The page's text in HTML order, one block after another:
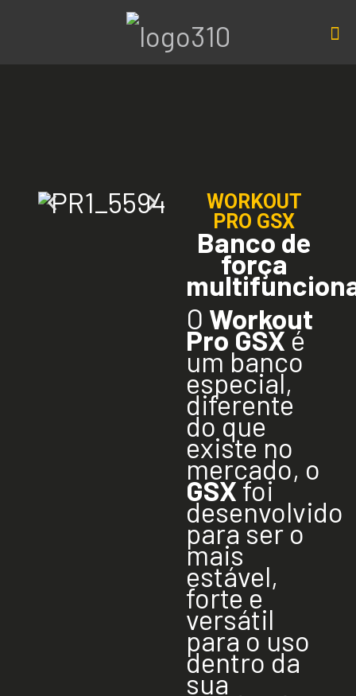
WORKOUT
PRO GSX
Banco de
força
O Workout
Pro GSXé
um banco
especial,
diferente
do que
existe no
mercado, o
GSXfoi
desenvolvido
para ser o
mais
estável,
fortee
versátil
para o uso
dentro da
sua